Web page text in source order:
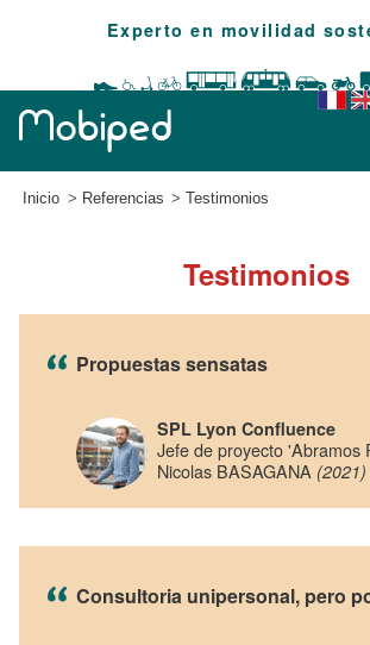
Experto en movilidad
Inicio Referencias Testimonios
Testimonios
Propuestas sensatas
SPL Lyon Confluence
Jefe de proyecto 'Abramos
Nicolas BASAGANA (2021)
Consultoria unipersonal, pero